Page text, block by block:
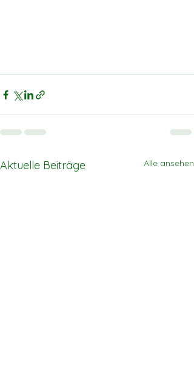
Aktuelle Beiträge Alle ansehen